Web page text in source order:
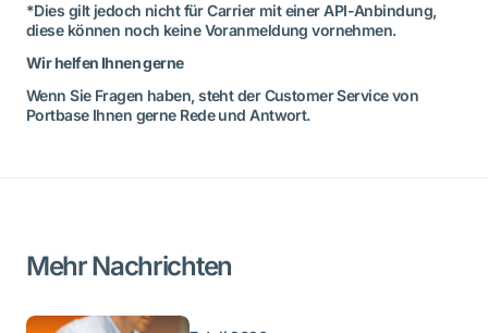
*Dies gilt jedoch nicht für Carrier mit einer API-Anbindung,
diese können noch keine Voranmeldung vornehmen.
Wir helfen Ihnen gerne
Wenn Sie Fragen haben, steht der Customer Service von
Portbase Ihnen gerne Rede und Antwort.
Mehr Nachrichten